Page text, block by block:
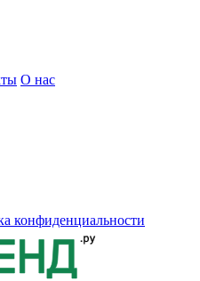
О нас
конфиденциальности